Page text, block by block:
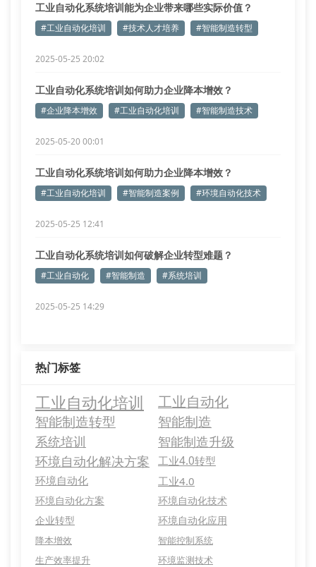
工业自动化系统培训能为企业带来哪些实际价值？
#工业自动化培训 #技术人才培养 #智能制造转型
2025-05-25 20:02
工业自动化系统培训如何助力企业降本增效？
#企业降本增效 #工业自动化培训 #智能制造技术
2025-05-20 00:01
工业自动化系统培训如何助力企业降本增效？
#工业自动化培训 #智能制造案例 #环境自动化技术
2025-05-25 12:41
工业自动化系统培训如何破解企业转型难题？
#工业自动化 #智能制造 #系统培训
2025-05-25 14:29
热门标签
工业自动化培训
工业自动化
智能制造转型
智能制造
系统培训 智能制造升级
环境自动化解决方案
工业4.0转型
环境自动化
工业4.0
环境自动化方案
环境自动化技术
企业转型
环境自动化应用
降本增效
智能控制系统
生产效率提升
环境监测技术